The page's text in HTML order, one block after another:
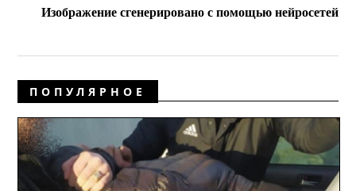
Изображение сгенерировано с помощью нейросетей
ПОПУЛЯРНОЕ